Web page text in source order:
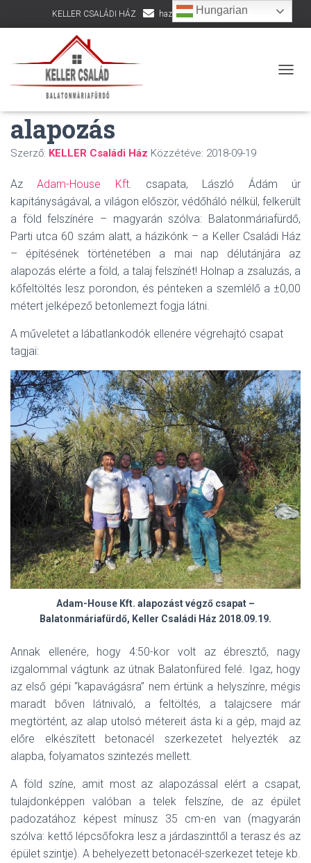
KELLER CSALÁDI HÁZ hazepites@kellercsalad.hu
Föld! Kapitány! Föld! –
földfelszínen az
alapozás
Szerző: KELLER Családi Ház Közzétéve: 2018-09-19
AzAdam-House Kft. csapata, László Ádám úr
kapitányságával, a világon először, védőháló nélkül, felkerült
a föld felszínére – magyarán szólva: Balatonmáriafürdő,
Parti utca 60 szám alatt, a házikónk – a Keller Családi Ház
– építésének történetében a mai nap délutánjára az
alapozás elérte a föld, a talaj felszínét! Holnap a zsaluzás, a
kőfeltöltés lesz porondon, és pénteken a szemlélő a ±0,00
métert jelképező betonlemezt fogja látni.
A műveletet a lábatlankodók ellenére végrehajtó csapat
tagjai:
Adam-House Kft. alapozást végző csapat –
Balatonmáriafürdő, Keller Családi Ház 2018.09.19.
Annak ellenére, hogy 4:50-kor volt az ébresztő, nagy
izgalommal vágtunk az útnak Balatonfüred felé. Igaz, hogy
az első gépi “kapavágásra” nem értünk a helyszínre, mégis
maradt bőven látnivaló, a feltöltés, a talajcsere már
megtörtént, az alap utolsó métereit ásta ki a gép, majd az
előre elkészített betonacél szerkezetet helyezték az
alapba, folyamatos szintezés mellett.
A föld színe, amit most az alapozással elért a csapat,
tulajdonképpen valóban a telek felszíne, de az épület
padozatához képest mínusz 35 cm-en van (magyarán
szólva: kettő lépcsőfokra lesz a járdaszinttől a terasz és az
épület szintje). A behelyezett betonacél-szerkezet teteje kb.
Hungarian